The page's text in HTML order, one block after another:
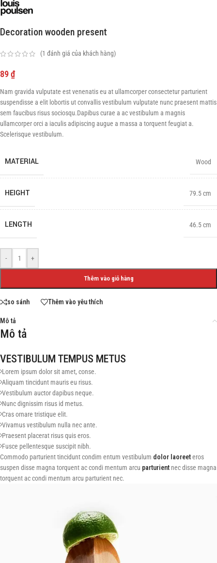
Decoration wooden present
(1 đánh giá của khách hàng)
89₫
Nam gravida vulputate est venenatis eu at ullamcorper consectetur parturient
suspendisse a elit lobortis ut convallis vestibulum vulputate nunc praesent mattis
sem faucibus risus sociosqu.Dapibus curae a ac vestibulum a magnis
ullamcorper orci a iaculis adipiscing augue a massa a torquent feugiat a.
Scelerisque vestibulum.
MATERIAL Wood
HEIGHT 79.5 cm
LENGTH 46.5 cm
- +
Thêm vào giỏ hàng
so sánh Thêm vào yêu thích
Mô tả
Mô tả
VESTIBULUM TEMPUS METUS
Lorem ipsum dolor sit amet, conse.
Aliquam tincidunt mauris eu risus.
Vestibulum auctor dapibus neque.
Nunc dignissim risus id metus.
Cras ornare tristique elit.
Vivamus vestibulum nulla nec ante.
Praesent placerat risus quis eros.
Fusce pellentesque suscipit nibh.
Commodo parturient tincidunt condim entum vestibulum dolor laoreeteros
suspen disse magna torquent ac condi mentum arcu parturient nec disse magna
torquent ac condi mentum arcu parturient nec.